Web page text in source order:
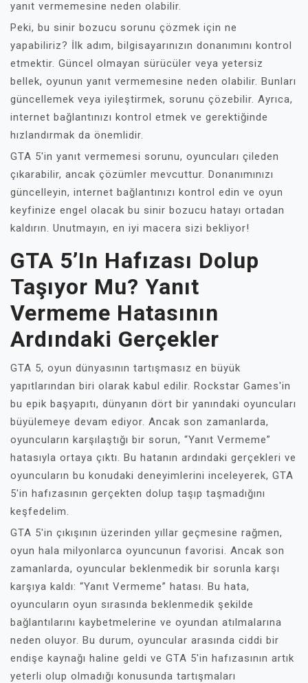
yanıt vermemesine neden olabilir.
Peki, bu sinir bozucu sorunu çözmek için ne
yapabiliriz? İlk adım, bilgisayarınızın donanımını kontrol
etmektir. Güncel olmayan sürücüler veya yetersiz
bellek, oyunun yanıt vermemesine neden olabilir. Bunları
güncellemek veya iyileştirmek, sorunu çözebilir. Ayrıca,
internet bağlantınızı kontrol etmek ve gerektiğinde
hızlandırmak da önemlidir.
GTA 5'in yanıt vermemesi sorunu, oyuncuları çileden
çıkarabilir, ancak çözümler mevcuttur. Donanımınızı
güncelleyin, internet bağlantınızı kontrol edin ve oyun
keyfinize engel olacak bu sinir bozucu hatayı ortadan
kaldırın. Unutmayın, en iyi macera sizi bekliyor!
GTA 5’in Hafızası Dolup
Taşıyor Mu? Yanıt
Vermeme Hatasının
Ardındaki Gerçekler
GTA 5, oyun dünyasının tartışmasız en büyük
yapıtlarından biri olarak kabul edilir. Rockstar Games'in
bu epik başyapıtı, dünyanın dört bir yanındaki oyuncuları
büyülemeye devam ediyor. Ancak son zamanlarda,
oyuncuların karşılaştığı bir sorun, “Yanıt Vermeme”
hatasıyla ortaya çıktı. Bu hatanın ardındaki gerçekleri ve
oyuncuların bu konudaki deneyimlerini inceleyerek, GTA
5'in hafızasının gerçekten dolup taşıp taşmadığını
keşfedelim.
GTA 5'in çıkışının üzerinden yıllar geçmesine rağmen,
oyun hala milyonlarca oyuncunun favorisi. Ancak son
zamanlarda, oyuncular beklenmedik bir sorunla karşı
karşıya kaldı: “Yanıt Vermeme” hatası. Bu hata,
oyuncuların oyun sırasında beklenmedik şekilde
bağlantılarını kaybetmelerine ve oyundan atılmalarına
neden oluyor. Bu durum, oyuncular arasında ciddi bir
endişe kaynağı haline geldi ve GTA 5'in hafızasının artık
yeterli olup olmadığı konusunda tartışmaları